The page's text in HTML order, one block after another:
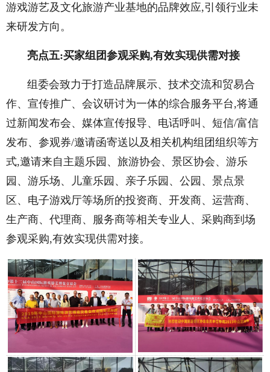
游戏游艺及文化旅游产业基地的品牌效应,引领行业未
来研发方向。
亮点五:买家组团参观采购,有效实现供需对接
组委会致力于打造品牌展示、技术交流和贸易合
作、宣传推广、会议研讨为一体的综合服务平台,将通
过新闻发布会、媒体宣传报导、电话呼叫、短信/富信
发布、参观券/邀请函寄送以及相关机构组团组织等方
式,邀请来自主题乐园、旅游协会、景区协会、游乐
园、游乐场、儿童乐园、亲子乐园、公园、景点景
区、电子游戏厅等场所的投资商、开发商、运营商、
生产商、代理商、服务商等相关专业人、采购商到场
参观采购,有效实现供需对接。